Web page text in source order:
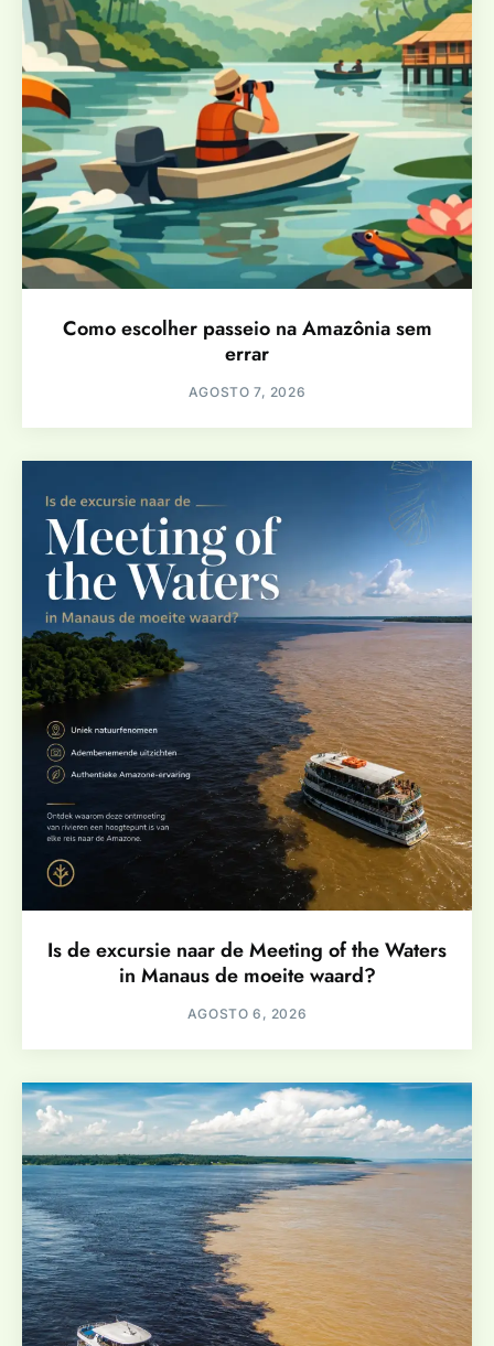
Como escolher passeio na Amazônia sem
errar
AGOSTO 7, 2026
Is de excursie naar de Meeting of the Waters
in Manaus de moeite waard?
AGOSTO 6, 2026